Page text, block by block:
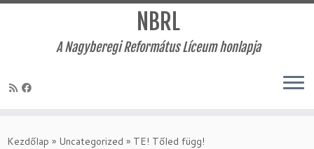
to
NBRL
A Nagyberegi Református Líceum honlapja
Kezdőlap » Uncategorized » TE! Tőled függ!